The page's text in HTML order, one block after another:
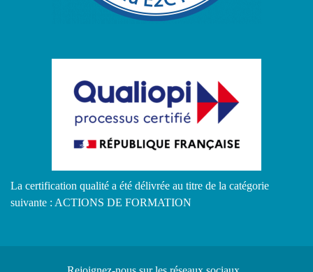
La certification qualité a été délivrée au titre de la catégorie
suivante : ACTIONS DE FORMATION